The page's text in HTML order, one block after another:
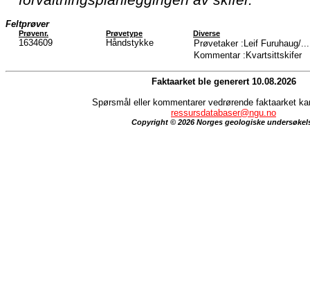
Feltprøver
Prøvenr. Prøvetype Diverse
1634609 Håndstykke
Prøvetaker :Leif Furuhaug/
Kommentar :Kvartsittskifer
Faktaarket ble generert 10.08.2026
Spørsmål eller kommentarer vedrørende faktaarket
ressursdatabaser@ngu.no
Copyright © 2026 Norges geologiske